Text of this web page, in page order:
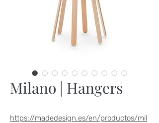
Milano | Hangers
https://madedesign.es/en/productos/mil